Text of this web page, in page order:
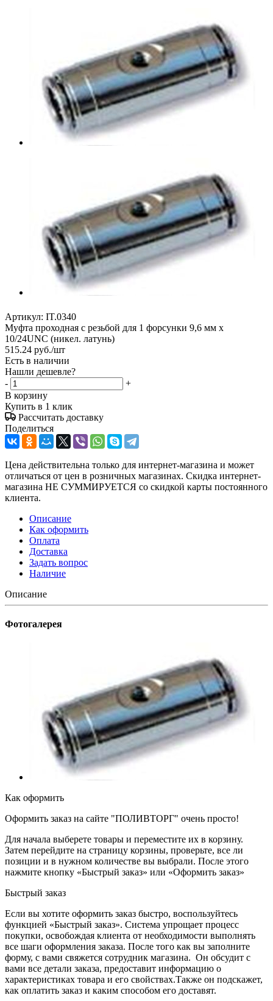
Артикул: IT.0340
Муфта проходная с резьбой для 1 форсунки 9,6 мм х
10/24UNC (никел. латунь)
515.24 руб./шт
Есть в наличии
Нашли дешевле?
-
+
В корзину
Купить в 1 клик
Рассчитать доставку
Поделиться
Цена действительна только для интернет-магазина и может
отличаться от цен в розничных магазинах. Скидка интернет-
магазина НЕ СУММИРУЕТСЯ со скидкой карты постоянного
клиента.
Описание
Как оформить
Оплата
Доставка
Задать вопрос
Наличие
Описание
Фотогалерея
Как оформить
Оформить заказ на сайте "ПОЛИВТОРГ" очень просто!
Для начала выберете товары и переместите их в корзину.
Затем перейдите на страницу корзины, проверьте, все ли
позиции и в нужном количестве вы выбрали. После этого
нажмите кнопку «Быстрый заказ» или «Оформить заказ»
Быстрый заказ
Если вы хотите оформить заказ быстро, воспользуйтесь
функцией «Быстрый заказ». Система упрощает процесс
покупки, освобождая клиента от необходимости выполнять
все шаги оформления заказа. После того как вы заполните
форму, с вами свяжется сотрудник магазина. Он обсудит с
вами все детали заказа, предоставит информацию о
характеристиках товара и его свойствах.Также он подскажет,
как оплатить заказ и каким способом его доставят.